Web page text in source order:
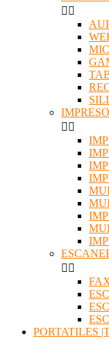
 
 
 
PORTATILES